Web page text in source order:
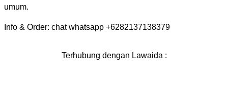
umum.
Info & Order: chat whatsapp +6282137138379
Terhubung dengan Lawaida :